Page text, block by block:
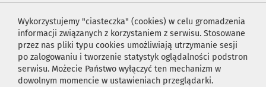
Wykorzystujemy "ciasteczka" (cookies) w celu gromadzenia
informacji związanych z korzystaniem z serwisu. Stosowane
przez nas pliki typu cookies umożliwiają utrzymanie sesji
po zalogowaniu i tworzenie statystyk oglądalności podstron
serwisu. Możecie Państwo wyłączyć ten mechanizm w
dowolnym momencie w ustawieniach przeglądarki.